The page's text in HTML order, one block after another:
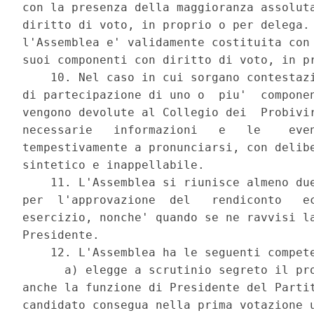
con la presenza della maggioranza
diritto di voto, in proprio o per delega.
l'Assemblea e' validamente costituita
suoi componenti con diritto di voto, in
10. Nel caso in cui sorgano
di partecipazione di uno o  piu'
vengono devolute al Collegio dei
necessarie   informazioni   e   le
tempestivamente a pronunciarsi, con
sintetico e inappellabile.
11. L'Assemblea si riunisce almeno
per  l'approvazione  del   rendiconto
esercizio, nonche' quando se ne
Presidente.
12. L'Assemblea ha le seguenti
a) elegge a scrutinio segreto il
anche la funzione di Presidente del
candidato consegua nella prima